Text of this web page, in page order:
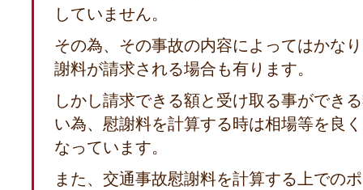
していません。
その為、その事故の内容によってはかな
謝料が請求される場合も有ります。
しかし請求できる額と受け取る事ができ
い為、慰謝料を計算する時は相場等を良
なっています。
また、交通事故慰謝料を計算する上での